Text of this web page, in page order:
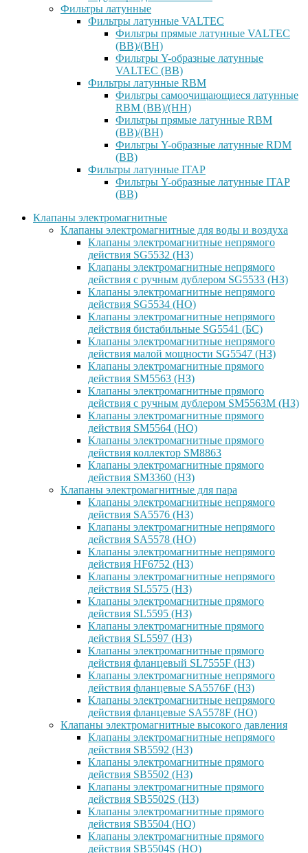
Фильтры латунные
Фильтры латунные VALTEC
Фильтры прямые латунные VALTEC
(ВВ)/(ВН)
Фильтры Y-образные латунные
VALTEC (ВВ)
Фильтры латунные RBM
Фильтры самоочищающиеся латунные
RBM (ВВ)/(НН)
Фильтры прямые латунные RBM
(ВВ)/(ВН)
Фильтры Y-образные латунные RDM
(ВВ)
Фильтры латунные ITAP
Фильтры Y-образные латунные ITAP
(ВВ)
Клапаны электромагнитные
Клапаны электромагнитные для воды и воздуха
Клапаны электромагнитные непрямого
действия SG5532 (НЗ)
Клапаны электромагнитные непрямого
действия с ручным дублером SG5533 (НЗ)
Клапаны электромагнитные непрямого
действия SG5534 (НО)
Клапаны электромагнитные непрямого
действия бистабильные SG5541 (БС)
Клапаны электромагнитные непрямого
действия малой мощности SG5547 (НЗ)
Клапаны электромагнитные прямого
действия SM5563 (НЗ)
Клапаны электромагнитные прямого
действия с ручным дублером SM5563M (НЗ)
Клапаны электромагнитные прямого
действия SM5564 (НО)
Клапаны электромагнитные прямого
дейcтвия коллектор SM8863
Клапаны электромагнитные прямого
действия SM3360 (НЗ)
Клапаны электромагнитные для пара
Клапаны электромагнитные непрямого
действия SA5576 (НЗ)
Клапаны электромагнитные непрямого
действия SA5578 (НО)
Клапаны электромагнитные непрямого
действия HF6752 (НЗ)
Клапаны электромагнитные непрямого
действия SL5575 (НЗ)
Клапаны электромагнитные прямого
действия SL5595 (НЗ)
Клапаны электромагнитные прямого
действия SL5597 (НЗ)
Клапаны электромагнитные прямого
действия фланцевый SL7555F (НЗ)
Клапаны электромагнитные непрямого
действия фланцевые SA5576F (НЗ)
Клапаны электромагнитные непрямого
действия фланцевые SA5578F (НО)
Клапаны электромагнитные высокого давления
Клапаны электромагнитные непрямого
действия SB5592 (НЗ)
Клапаны электромагнитные прямого
действия SB5502 (НЗ)
Клапаны электромагнитные прямого
действия SB5502S (НЗ)
Клапаны электромагнитные прямого
действия SB5504 (НО)
Клапаны электромагнитные прямого
действия SB5504S (НО)